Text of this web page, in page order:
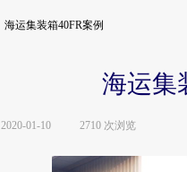
海运集装箱40FR案例
海运集
2020-01-10 2710 次浏览